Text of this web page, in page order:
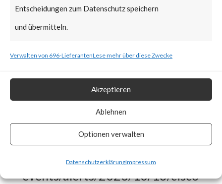
Entscheidungen zum Datenschutz speichern
und übermitteln.
Verwalten von 696-LieferantenLese mehr über diese Zwecke
Akzeptieren
Ablehnen
Optionen verwalten
DatenschutzerklärungImpressum
given the maximum security
CVSS rating of 10.0. According
devices have already been
compromised. Also, CISA has
released an advisory for this
https://www.cisa.gov/news-
events/alerts/2023/10/16/cisco